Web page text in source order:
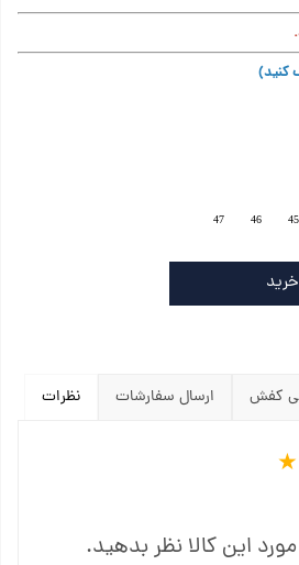
کنید)
45
46
47
کفش ارسال سفارشات نظرات
این کالا نظر بدهید.